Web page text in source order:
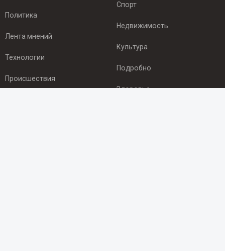
Политика
Лента мнений
Технологии
Происшествия
Спорт
Недвижимость
Культура
Подробно
Здоровье